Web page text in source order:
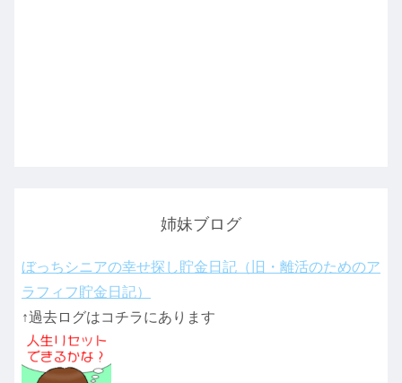
姉妹ブログ
ぼっちシニアの幸せ探し貯金日記（旧・離活のためのア
ラフィフ貯金日記）
↑過去ログはコチラにあります